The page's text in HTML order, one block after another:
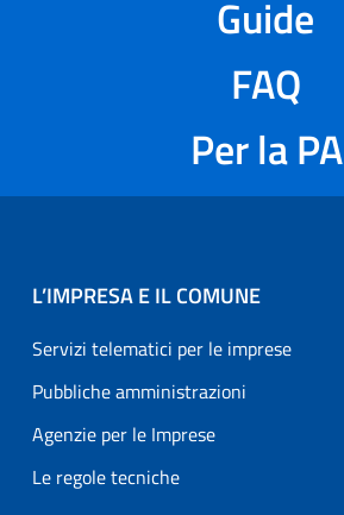
Guide
FAQ
Per la PA
L’IMPRESA E IL COMUNE
Servizi telematici per le imprese
Pubbliche amministrazioni
Agenzie per le Imprese
Le regole tecniche